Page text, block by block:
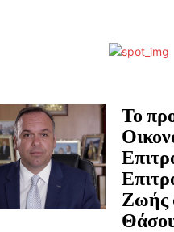
Το
Ζωής